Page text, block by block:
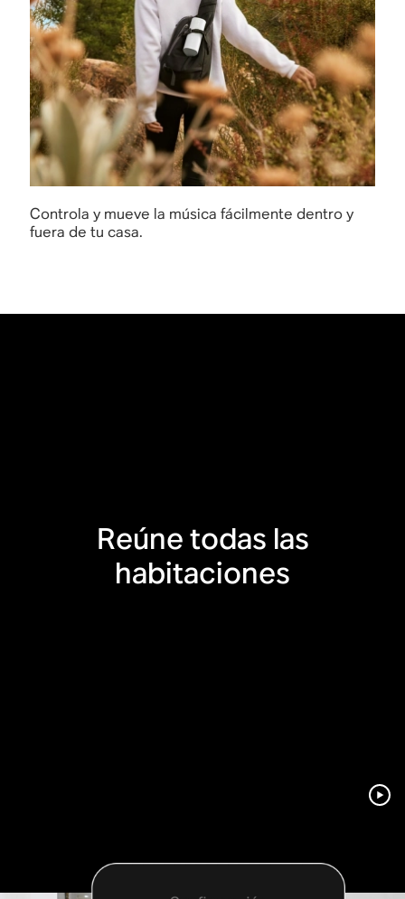
Controla y mueve la música fácilmente dentro y
fuera de tu casa.
Reúne todas las
habitaciones